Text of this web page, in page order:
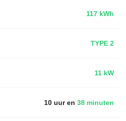
117 kWh
TYPE 2
11 kW
10 uur en 38 minuten